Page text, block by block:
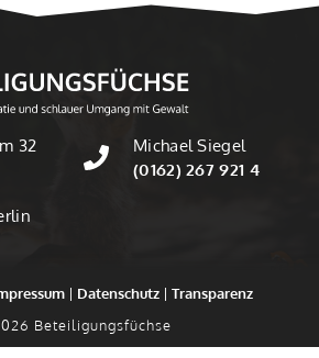
32
Michael Siegel
(0162) 267 921 4
| Datenschutz| Transparenz
Beteiligungsfüchse